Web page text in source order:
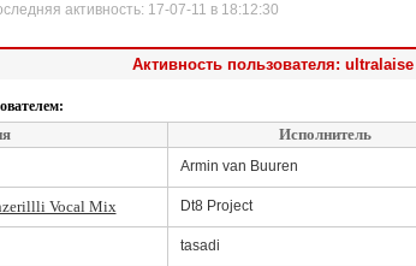
активность: 17-07-11 в 18:12:30
Активность пользователя: ultralaise
Исполнитель
Armin van Buuren
Vocal Mix Dt8 Project
tasadi